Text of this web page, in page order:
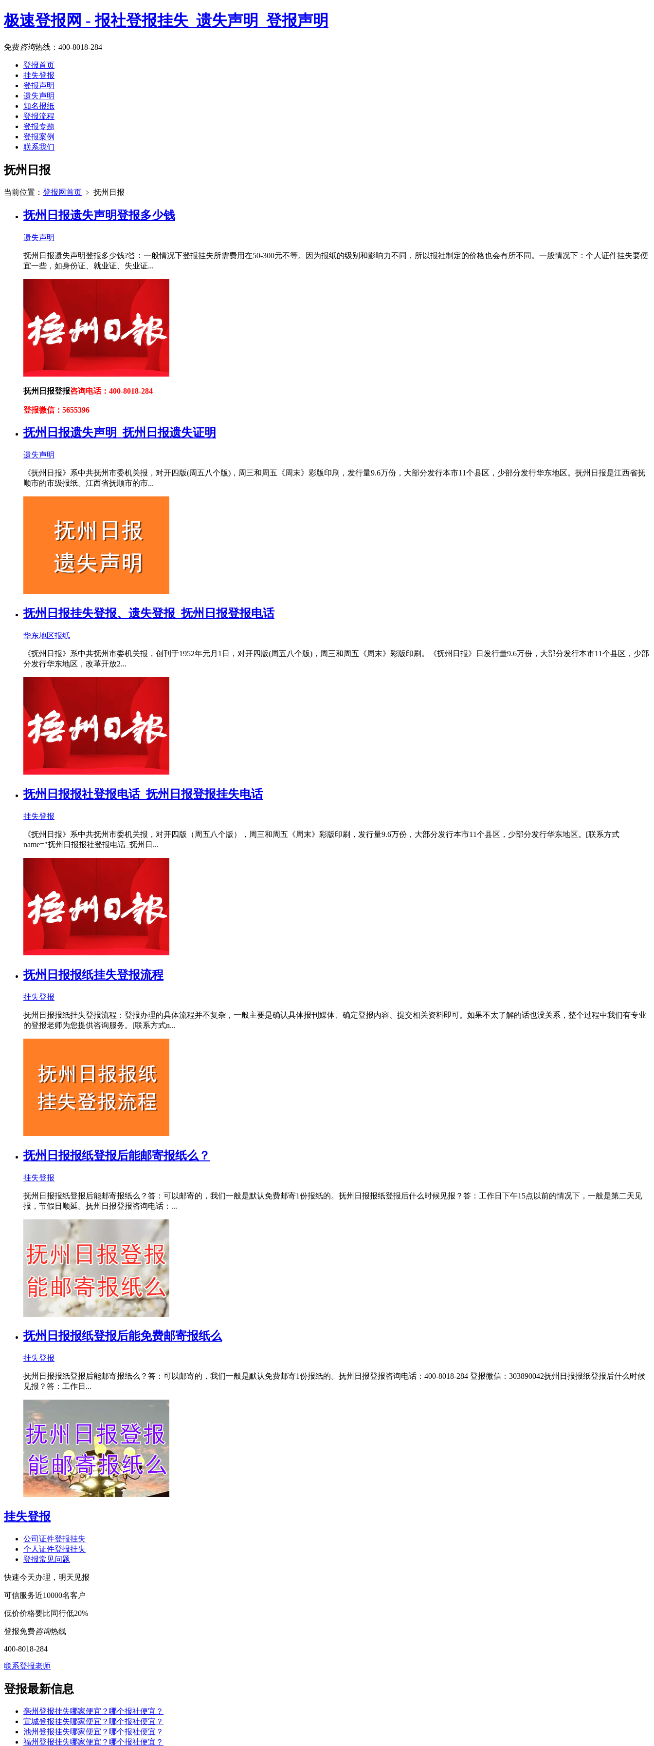
极速登报网 - 报社登报挂失_遗失声明_登报声明
免费咨询热线： 400-8018-284
登报首页
挂失登报
登报声明
遗失声明
知名报纸
登报流程
登报专题
登报案例
联系我们
抚州日报
当前位置： 登报网首页 ﹥ 抚州日报
抚州日报遗失声明登报多少钱
遗失声明
抚州日报遗失声明登报多少钱?答：一般情况下登报挂失所需费用在50-300元不等。因为报纸的级别和影响力不同，所以报社制定的价格也会有所不同。一般情况下：个人证件挂失要便
宜一些，如身份证、就业证、失业证...
抚州日报登报咨询电话：400-8018-284
登报微信：5655396
抚州日报遗失声明_抚州日报遗失证明
遗失声明
《抚州日报》系中共抚州市委机关报，对开四版(周五八个版)，周三和周五《周末》彩版印刷，发行量9.6万份，大部分发行本市11个县区，少部分发行华东地区。抚州日报是江西省抚
顺市的市级报纸。江西省抚顺市的市...
抚州日报挂失登报、遗失登报_抚州日报登报电话
华东地区报纸
《抚州日报》系中共抚州市委机关报，创刊于1952年元月1日，对开四版(周五八个版)，周三和周五《周末》彩版印刷。《抚州日报》日发行量9.6万份，大部分发行本市11个县区，少部
分发行华东地区，改革开放2...
抚州日报报社登报电话_抚州日报登报挂失电话
挂失登报
《抚州日报》系中共抚州市委机关报，对开四版（周五八个版），周三和周五《周末》彩版印刷，发行量9.6万份，大部分发行本市11个县区，少部分发行华东地区。[联系方式
name="抚州日报报社登报电话_抚州日...
抚州日报报纸挂失登报流程
挂失登报
抚州日报报纸挂失登报流程：登报办理的具体流程并不复杂，一般主要是确认具体报刊媒体、确定登报内容、提交相关资料即可。如果不太了解的话也没关系，整个过程中我们有专业
的登报老师为您提供咨询服务。[联系方式n...
抚州日报报纸登报后能邮寄报纸么？
挂失登报
抚州日报报纸登报后能邮寄报纸么？答：可以邮寄的，我们一般是默认免费邮寄1份报纸的。抚州日报报纸登报后什么时候见报？答：工作日下午15点以前的情况下，一般是第二天见
报，节假日顺延。抚州日报登报咨询电话：...
抚州日报报纸登报后能免费邮寄报纸么
挂失登报
抚州日报报纸登报后能邮寄报纸么？答：可以邮寄的，我们一般是默认免费邮寄1份报纸的。抚州日报登报咨询电话：400-8018-284 登报微信：303890042抚州日报报纸登报后什么时候
见报？答：工作日...
挂失登报
公司证件登报挂失
个人证件登报挂失
登报常见问题
快速今天办理，明天见报
可信服务近10000名客户
低价价格要比同行低20%
登报免费咨询热线
400-8018-284
联系登报老师
登报最新信息
亳州登报挂失哪家便宜？哪个报社便宜？
宣城登报挂失哪家便宜？哪个报社便宜？
池州登报挂失哪家便宜？哪个报社便宜？
福州登报挂失哪家便宜？哪个报社便宜？